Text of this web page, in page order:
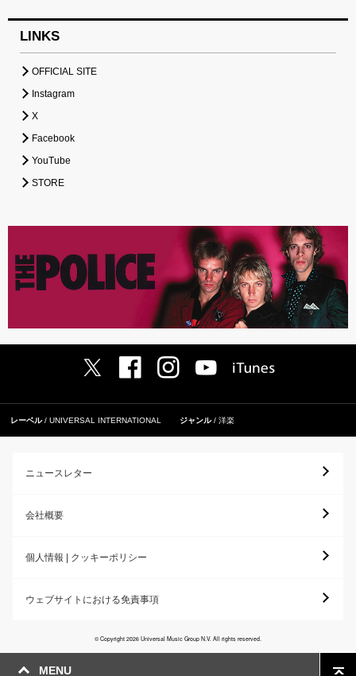
MENU
LINKS
OFFICIAL SITE
Instagram
X
Facebook
YouTube
STORE
レーベル UNIVERSAL INTERNATIONAL ジャンル 洋楽
ニュースレター
会社概要
個人情報 | クッキーポリシー
ウェブサイトにおける免責事項
© Copyright 2026 Universal Music Group N.V. All rights reserved.